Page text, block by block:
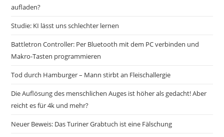
aufladen?
Studie: KI lässt uns schlechter lernen
Battletron Controller: Per Bluetooth mit dem PC verbinden und
Makro-Tasten programmieren
Tod durch Hamburger – Mann stirbt an Fleischallergie
Die Auflösung des menschlichen Auges ist höher als gedacht! Aber
reicht es für 4k und mehr?
Neuer Beweis: Das Turiner Grabtuch ist eine Fälschung